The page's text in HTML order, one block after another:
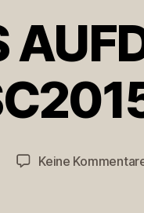
Keine